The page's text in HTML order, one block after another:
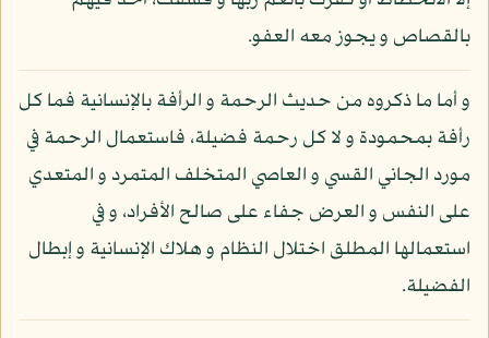
بالقصاص و يجوز معه العفو.
و أما ما ذكروه من حديث الرحمة و الرأفة بالإنسانية فما كل
رأفة بمحمودة و لا كل رحمة فضيلة، فاستعمال الرحمة في
مورد الجاني القسي و العاصي المتخلف المتمرد و المتعدي
على النفس و العرض جفاء على صالح الأفراد، و في
استعمالها المطلق اختلال النظام و هلاك الإنسانية و إبطال
الفضيلة.